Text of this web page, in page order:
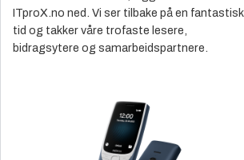
ITproX.no ned. Vi ser tilbake på en fantastisk
tid og takker våre trofaste lesere,
bidragsytere og samarbeidspartnere.